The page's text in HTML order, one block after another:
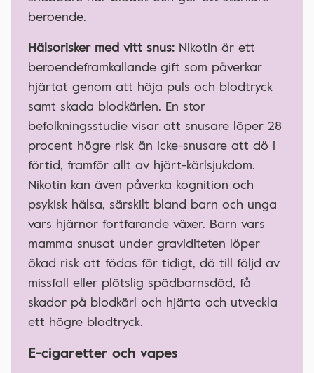
beroende.
Hälsorisker med vitt snus: Nikotin är ett
beroendeframkallande gift som påverkar
hjärtat genom att höja puls och blodtryck
samt skada blodkärlen. En stor
befolkningsstudie visar att snusare löper 28
procent högre risk än icke-snusare att dö i
förtid, framför allt av hjärt-kärlsjukdom.
Nikotin kan även påverka kognition och
psykisk hälsa, särskilt bland barn och unga
vars hjärnor fortfarande växer. Barn vars
mamma snusat under graviditeten löper
ökad risk att födas för tidigt, dö till följd av
missfall eller plötslig spädbarnsdöd, få
skador på blodkärl och hjärta och utveckla
ett högre blodtryck.
E-cigaretter och vapes